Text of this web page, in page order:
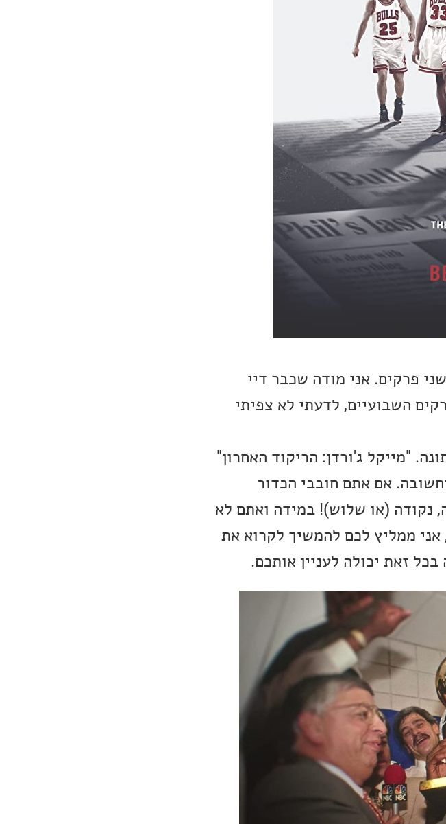
שני פרקים. אני מודה שכבר דיי
השבועיים, לדעתי לא צפיתי
"מייקל ג'ורדן: הריקוד האחרון"
אם אתם חובבי הכדור
נקודה (או שלוש)! במידה ואתם לא
אני ממליץ לכם להמשיך לקרוא את
זאת יכולה לעניין אותכם.